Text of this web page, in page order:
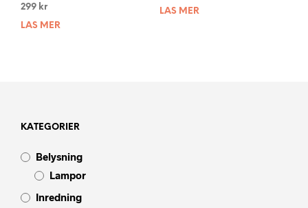
299 kr
LÄS MER
LÄS MER
KATEGORIER
Belysning
Lampor
Inredning